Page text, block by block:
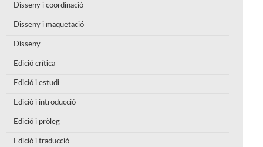
Disseny i coordinació
Disseny i maquetació
Disseny
Edició crítica
Edició i estudi
Edició i introducció
Edició i pròleg
Edició i traducció